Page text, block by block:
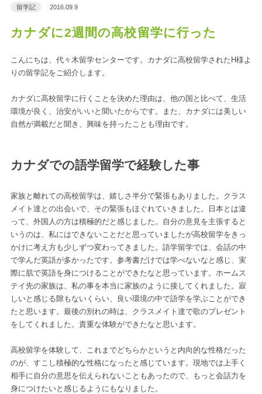
留学記 2016.09.9
カナダに2週間の高校留学に行った
こんにちは、代々木留学センターです。カナダに高校留学されたH様よ
りの留学記をご紹介します。
カナダに高校留学に行くことを決めた理由は、他の国と比べて、生活
環境が良く、治安がいいと聞いたからです。また、カナダには美しい
自然が満載だと聞き、興味を持ったことも理由です。
カナダでの語学留学で経験した事
家族と離れての高校留学は、嬉しさ半分で緊張もありました。クラス
メイト達との出会いで、その緊張もほぐれていきました。日本とは違
って、外国人の方は積極的だと感じました。自分の意見を主張すると
いうのは、私にはできないことだと思っていましたが高校留学をきっ
かけに考え方も少しずつ変わってきました。語学留学では、会話の中
で学んだ英語が多かったです。参考書だけでは学べないなと感じ、実
際に肌で英語を身につけることができたなと思っています。ホームス
テイ先の家族は、私の事を本当に家族のように接してくれました。寂
しいと感じる隙もないくらい、良い環境の中で語学を学ぶことができ
たと思います。最後の別れの時は、クラスメイト達で歌のプレゼント
をしてくれました。貴重な体験ができたなと思います。
高校留学を体験して、これまでどちらかというと内向的な性格だった
のが、すこし積極的な性格になったと感じています。現地では上手く
相手に自分の意思を伝えられないこともあったので、もっと会話力を
身につけたいと感じるようにもなりました。